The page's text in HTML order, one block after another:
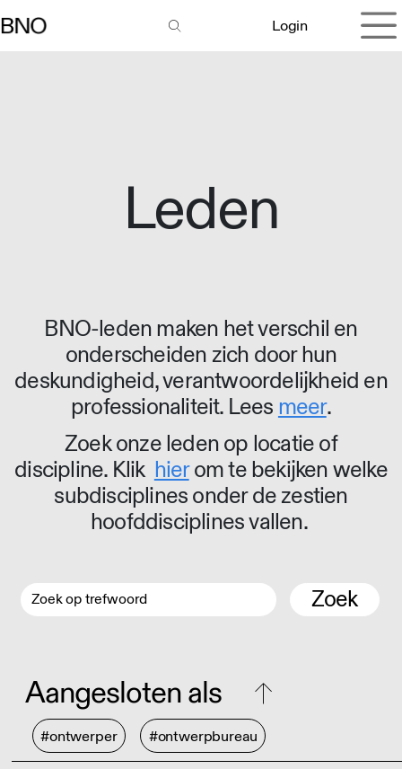
Login
Leden
BNO-leden maken het verschil en
onderscheiden zich door hun
deskundigheid, verantwoordelijkheid en
professionaliteit. Lees meer.
Zoek onze leden op locatie of
discipline. Klik hierom te bekijken welke
subdisciplines onder de zestien
hoofddisciplines vallen.
Zoek
Aangesloten als
#ontwerper #ontwerpbureau